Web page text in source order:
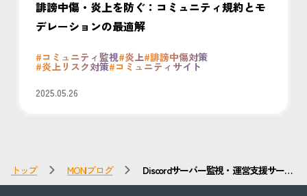
誹謗中傷・炎上を防ぐ：コミュニティ規約とモ
デレーションの最適解
#コミュニティ監視#炎上#誹謗中傷対策
#炎上リスク対策#コミュニティサイト
2025.05.26
トップ MONIブログ Discordサーバー監視・運営支援サービ
スの選び方2026